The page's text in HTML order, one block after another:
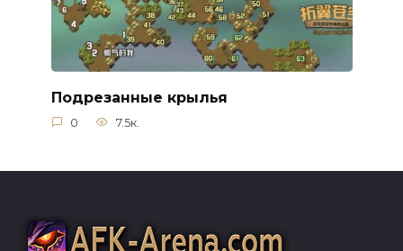
Подрезанные крылья
0 7.5к.